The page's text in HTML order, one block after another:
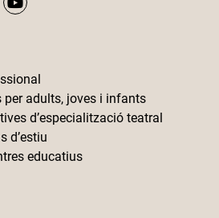
per adults, joves i infants
d’especialització teatral
d’estiu
educatius